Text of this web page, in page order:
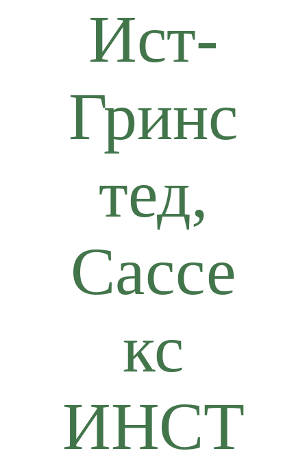
Ист-
Гринс
тед,
Сассе
кс
ИНСТ